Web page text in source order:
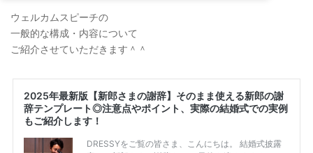
ウェルカムスピーチの
一般的な構成・内容について
ご紹介させていただきます＾＾